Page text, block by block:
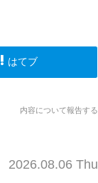
はてブ
内容について報告する
2026.08.06 Thu